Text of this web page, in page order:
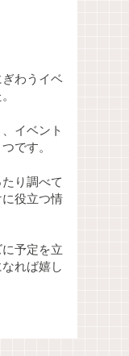
わうイベ
イベント
です。
り調べて
役立つ情
予定を立
れば嬉し